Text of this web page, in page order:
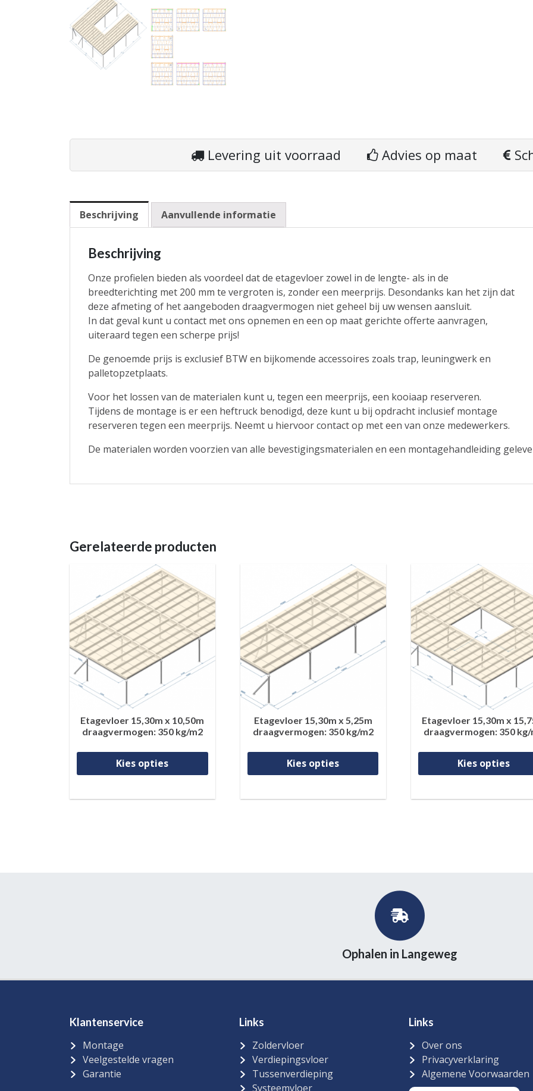
Levering uit voorraad Advies op maat
Beschrijving Aanvullende informatie
Beschrijving
Onze profielen bieden als voordeel dat de etagevloer zowel in de lengte- als in de
breedterichting met 200 mm te vergroten is, zonder een meerprijs. Desondanks kan het zijn dat
deze afmeting of het aangeboden draagvermogen niet geheel bij uw wensen aansluit.
In dat geval kunt u contact met ons opnemen en een op maat gerichte offerte aanvragen,
uiteraard tegen een scherpe prijs!
De genoemde prijs is exclusief BTW en bijkomende accessoires zoals trap, leuningwerk en
palletopzetplaats.
Voor het lossen van de materialen kunt u, tegen een meerprijs, een kooiaap reserveren.
Tijdens de montage is er een heftruck benodigd, deze kunt u bij opdracht inclusief montage
reserveren tegen een meerprijs. Neemt u hiervoor contact op met een van onze medewerkers.
De materialen worden voorzien van alle bevestigingsmaterialen en een montagehandleiding
Gerelateerde producten
Etagevloer 15,30m x 10,50m
draagvermogen: 350 kg/m2
Kies opties
Dit product heeft meerdere variaties. Deze optie kan gekozen worden
Etagevloer 15,30m x 5,25m
draagvermogen: 350 kg/m2
Kies opties
Dit product heeft meerdere
Etagevloer 15,30m x
draagvermogen: 350 kg/
Kies opties
Ophalen in Langeweg
Klantenservice
Montage
Veelgestelde vragen
Garantie
Links
Zoldervloer
Verdiepingsvloer
Tussenverdieping
Systeemvloer
Links
Over ons
Privacyverklaring
Algemene Voorwaarden